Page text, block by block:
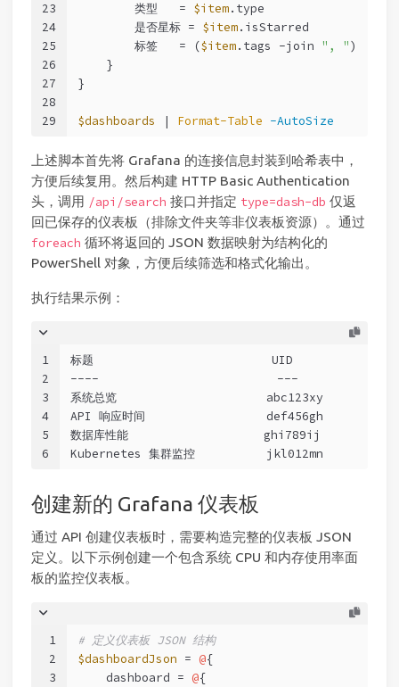
23
24
25
26
27
28
29
        类型   =
$item.type
        是否星标 =
$item.isStarred
        标签   = (
$item.tags -join ", ")
    }
}
$dashboards | Format-Table -AutoSize
上述脚本首先将 Grafana 的连接信息封装到哈希表中，
方便后续复用。然后构建 HTTP Basic Authentication
头，调用 /api/search 接口并指定 type=dash-db 仅返
回已保存的仪表板（排除文件夹等非仪表板资源）。通过
foreach 循环将返回的 JSON 数据映射为结构化的
PowerShell 对象，方便后续筛选和格式化输出。
执行结果示例：
1
2
3
4
5
6
标题                         UID
----                         ---
系统总览                     abc123xy
API 响应时间                 def456gh
数据库性能                   ghi789ij
Kubernetes 集群监控          jkl012mn
创建新的 Grafana 仪表板
通过 API 创建仪表板时，需要构造完整的仪表板 JSON
定义。以下示例创建一个包含系统 CPU 和内存使用率面
板的监控仪表板。
1
2
3
# 定义仪表板 JSON 结构
$dashboardJson = @{
    dashboard =
@{